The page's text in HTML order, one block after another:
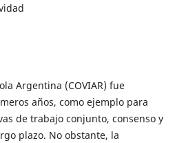
Argentina (COVIAR) fue
años, como ejemplo para
de trabajo conjunto, consenso y
plazo. No obstante, la